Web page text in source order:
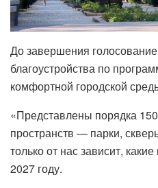
До завершения
благоустройства по
комфортной городской
«Представлены порядка
пространств — парки,
только от нас зависит,
2027 году.